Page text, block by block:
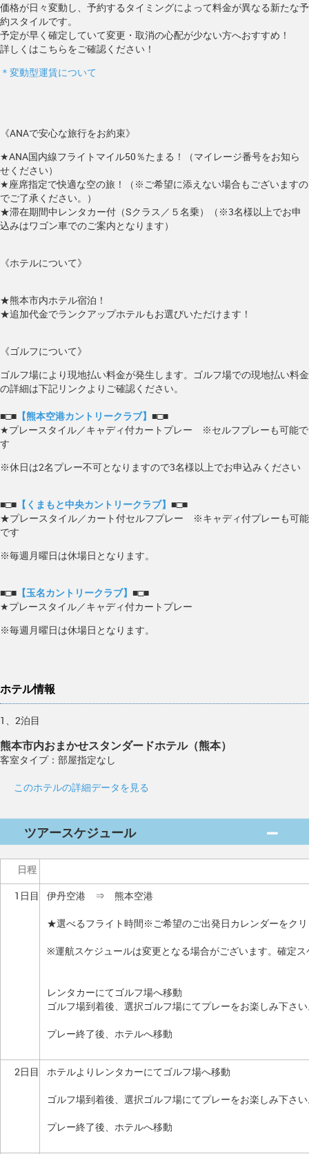
価格が日々変動し、予約するタイミングによって料金が異なる新たな予
約スタイルです。
予定が早く確定していて変更・取消の心配が少ない方へおすすめ！
詳しくはこちらをご確認ください！
＊変動型運賃について
《ANAで安心な旅行をお約束》
★ANA国内線フライトマイル50％たまる！（マイレージ番号をお知ら
せください）
★座席指定で快適な空の旅！（※ご希望に添えない場合もございますの
でご了承ください。）
★滞在期間中レンタカー付（Sクラス／５名乗）（※3名様以上でお申
込みはワゴン車でのご案内となります）
《ホテルについて》
★熊本市内ホテル宿泊！
★追加代金でランクアップホテルもお選びいただけます！
《ゴルフについて》
ゴルフ場により現地払い料金が発生します。ゴルフ場での現地払い料金
の詳細は下記リンクよりご確認ください。
■□■ 【熊本空港カントリークラブ】 ■□■
★プレースタイル／キャディ付カートプレー ※セルフプレーも可能で
す
※休日は2名プレー不可となりますので3名様以上でお申込みください
■□■ 【くまもと中央カントリークラブ】 ■□■
★プレースタイル／カート付セルフプレー ※キャディ付プレーも可能
です
※毎週月曜日は休場日となります。
■□■ 【玉名カントリークラブ】 ■□■
★プレースタイル／キャディ付カートプレー
※毎週月曜日は休場日となります。
ホテル情報
1、2泊目
熊本市内おまかせスタンダードホテル（熊本）
客室タイプ：部屋指定なし
このホテルの詳細データを見る
ツアースケジュール
日程
1日目
伊丹空港 ⇒ 熊本空港
★選べるフライト時間※ご希望のご出発日カレンダーをク
※運航スケジュールは変更となる場合がございます。確定
レンタカーにてゴルフ場へ移動
ゴルフ場到着後、選択ゴルフ場にてプレーをお楽しみ下さ
プレー終了後、ホテルへ移動
2日目 ホテルよりレンタカーにてゴルフ場へ移動
ゴルフ場到着後、選択ゴルフ場にてプレーをお楽しみ下さ
プレー終了後、ホテルへ移動